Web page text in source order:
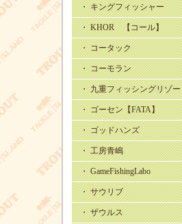
・ キングフィッシャー
・ KHOR 【コール】
・ コータック
・ コーモラン
・ 九重フィッシングリゾ
・ ゴーセン【FATA】
・ ゴッドハンズ
・ 工房青嶋
・ GameFishingLabo
・ サウリブ
・ ザウルス